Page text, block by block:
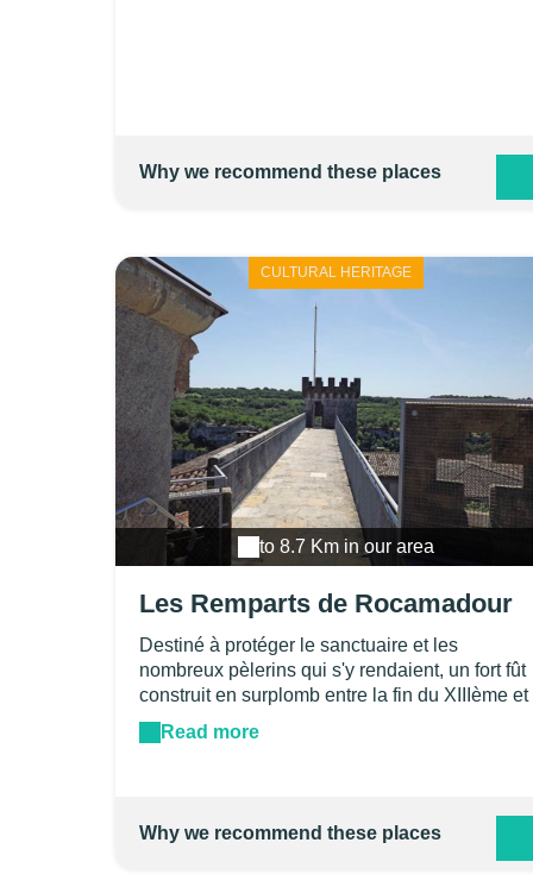
Why we recommend these places
CULTURAL HERITAGE
to 8.7 Km in our area
Les Remparts de Rocamadour
Destiné à protéger le sanctuaire et les
nombreux pèlerins qui s'y rendaient, un fort fût
construit en surplomb entre la fin du XIIIème et
le début du XIVème siècle. Il est encore
aujourd'hui possible d'en visiter les remparts.
Read more
Why we recommend these places